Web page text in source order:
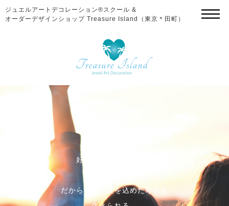
ジュエルアートデコレーション®スクール &
オーダーデザインショップ Treasure Island（東京＊田町）
好きな仕事をしている
だからこそ、愛を込めた毎日を